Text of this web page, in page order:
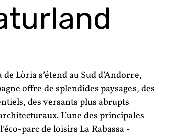
Lòria s’étend au Sud d’Andorre,
offre de splendides paysages, des
des versants plus abrupts
L’une des principales
parc de loisirs La Rabassa -